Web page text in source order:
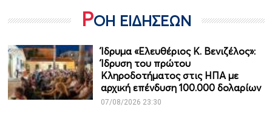
ΡΟΗ ΕΙΔΗΣΕΩΝ
Ίδρυμα «Ελευθέριος Κ. Βενιζέλος»:
Ίδρυση του πρώτου
Κληροδοτήματος στις ΗΠΑ με
αρχική επένδυση 100.000 δολαρίων
07/08/2026 23:30